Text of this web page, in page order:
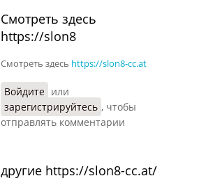
Смотреть здесь
https://slon8
Смотреть здесь https://slon8-cc.at
Войдите или
зарегистрируйтесь , чтобы
отправлять комментарии
другие https://slon8-cc.at/